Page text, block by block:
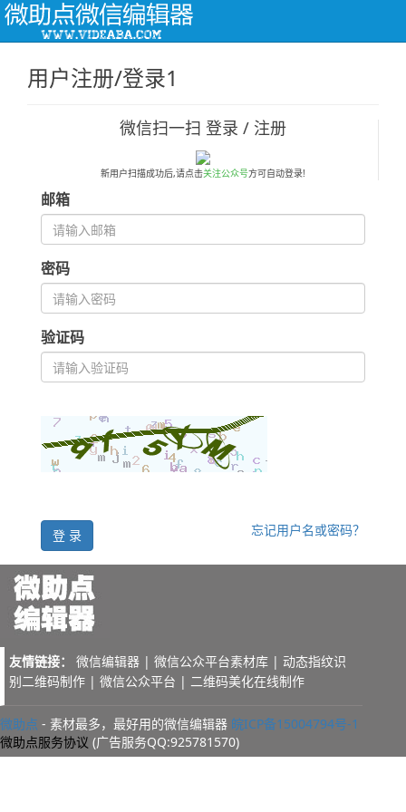
用户注册/登录1
微信扫一扫 登录 / 注册
新用户扫描成功后,请点击关注公众号方可自动登录!
邮箱
密码
验证码
登 录 忘记用户名或密码？
友情链接： 微信编辑器 | 微信公众平台素材库 | 动态指纹识
别二维码制作 | 微信公众平台 | 二维码美化在线制作
微助点 - 素材最多，最好用的微信编辑器 皖ICP备15004794号-1
微助点服务协议 (广告服务QQ:925781570)